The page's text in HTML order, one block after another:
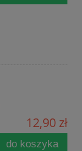
12,90 zł
do koszyka